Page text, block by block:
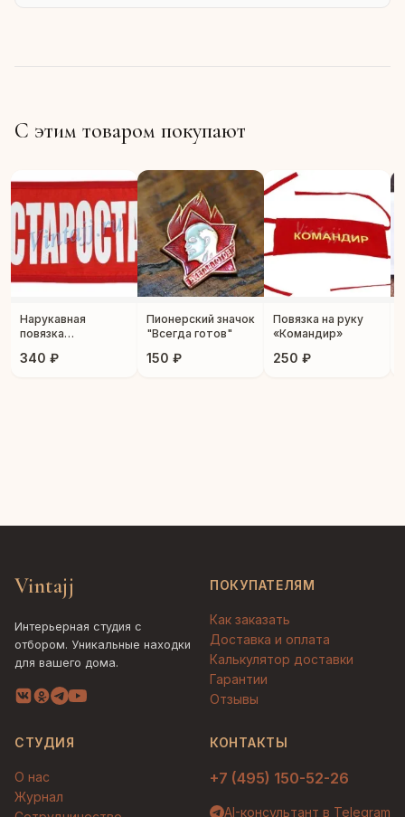
С этим товаром покупают
Нарукавная
повязка
340 ₽
Пионерский значок
"Всегда готов"
150 ₽
Повязка на руку
«Командир»
250 ₽
Vintajj
Интерьерная студия с
отбором. Уникальные находки
для вашего дома.
ПОКУПАТЕЛЯМ
Как заказать
Доставка и оплата
Калькулятор доставки
Гарантии
Отзывы
СТУДИЯ
О нас
Журнал
КОНТАКТЫ
+7 (495) 150-52-26
AI-консультант в Telegram